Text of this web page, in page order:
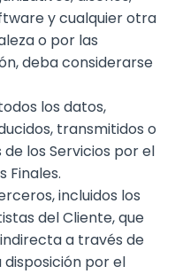
y cualquier otra
o por las
deba considerarse
los datos,
transmitidos o
los Servicios por el
Finales.
incluidos los
del Cliente, que
a través de
por el